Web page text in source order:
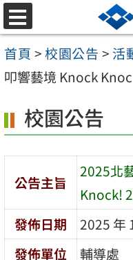
跳
至
主
要
容
區
選
單
首頁 >校園公告 > 活
叩響藝境 Knock
校園公告
公告主旨
2025北
Knock!
發佈日期
2025 年
發佈單位
輔導處